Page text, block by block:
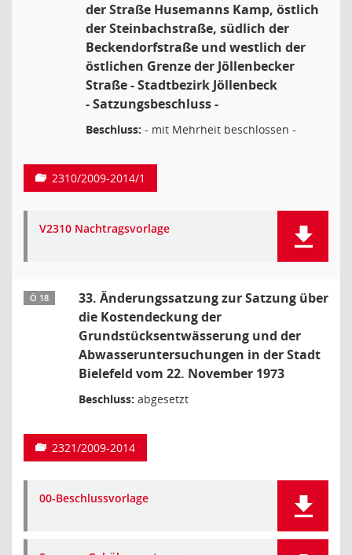
der Straße Husemanns Kamp, östlich
der Steinbachstraße, südlich der
Beckendorfstraße und westlich der
östlichen Grenze der Jöllenbecker
Straße - Stadtbezirk Jöllenbeck
- Satzungsbeschluss -
Beschluss: - mit Mehrheit beschlossen -
2310/2009-2014/1
V2310 Nachtragsvorlage
Ö 18
33. Änderungssatzung zur Satzung über
die Kostendeckung der
Grundstücksentwässerung und der
Abwasseruntersuchungen in der Stadt
Bielefeld vom 22. November 1973
Beschluss: abgesetzt
2321/2009-2014
00-Beschlussvorlage